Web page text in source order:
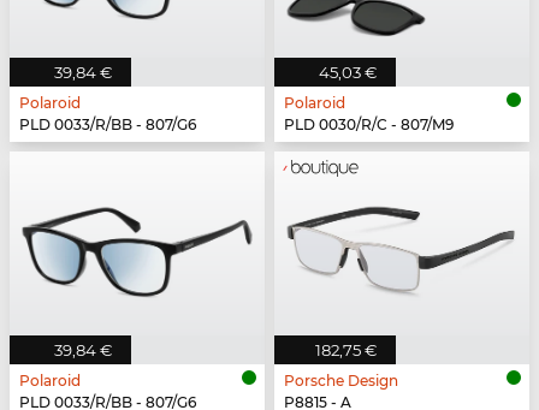
39,84 €
Polaroid
PLD 0033/R/BB - 807/G6
45,03 €
Polaroid
PLD 0030/R/C - 807/M9
39,84 €
Polaroid
PLD 0033/R/BB - 807/G6
182,75 €
Porsche Design
P8815 - A